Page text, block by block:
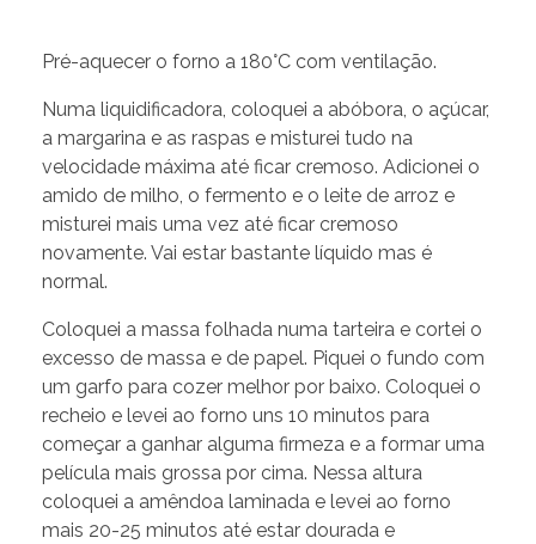
Pré-aquecer o forno a 180°C com ventilação.
Numa liquidificadora, coloquei a abóbora, o açúcar,
a margarina e as raspas e misturei tudo na
velocidade máxima até ficar cremoso. Adicionei o
amido de milho, o fermento e o leite de arroz e
misturei mais uma vez até ficar cremoso
novamente. Vai estar bastante líquido mas é
normal.
Coloquei a massa folhada numa tarteira e cortei o
excesso de massa e de papel. Piquei o fundo com
um garfo para cozer melhor por baixo. Coloquei o
recheio e levei ao forno uns 10 minutos para
começar a ganhar alguma firmeza e a formar uma
película mais grossa por cima. Nessa altura
coloquei a amêndoa laminada e levei ao forno
mais 20-25 minutos até estar dourada e